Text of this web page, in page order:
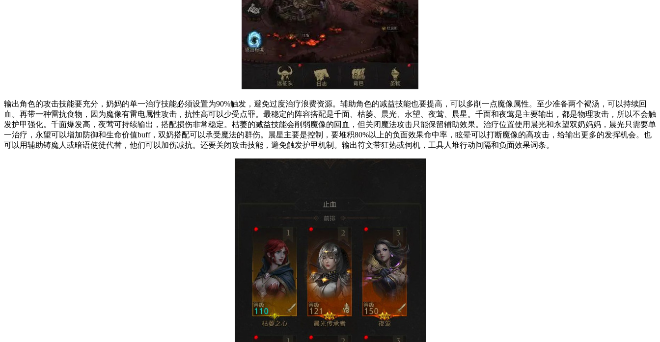
输出角色的攻击技能要充分，奶妈的单一治疗技能必须设置为90%触发，避免过度治疗浪费资源。辅助角色的减益技能也要提高，可以多削一点魔像属性。至少准备两个褐汤，可以持续回
血。再带一种雷抗食物，因为魔像有雷电属性攻击，抗性高可以少受点罪。最稳定的阵容搭配是千面、枯萎、晨光、永望、夜莺、晨星。千面和夜莺是主要输出，都是物理攻击，所以不会触
发护甲强化。千面爆发高，夜莺可持续输出，搭配损伤非常稳定。枯萎的减益技能会削弱魔像的回血，但关闭魔法攻击只能保留辅助效果。治疗位置使用晨光和永望双奶妈妈，晨光只需要单
一治疗，永望可以增加防御和生命价值buff，双奶搭配可以承受魔法的群伤。晨星主要是控制，要堆积80%以上的负面效果命中率，眩晕可以打断魔像的高攻击，给输出更多的发挥机会。也
可以用辅助铸魔人或暗语使徒代替，他们可以加伤减抗。还要关闭攻击技能，避免触发护甲机制。输出符文带狂热或伺机，工具人堆行动间隔和负面效果词条。